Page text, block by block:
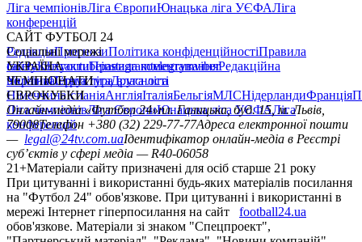
Ліга чемпіонівЛіга ЄвропиЮнацька ліга УЄФАЛіга
конференцій
САЙТ ФУТБОЛ 24
РедакціяПрогнозиПолітика конфіденційностіПравила
сайтуКонтактиПравила коментуванняРедакційна
політикаСтруктура власності
Соціальні мережі
facebookxyoutubeinstagramtelegramviber
УКРАЇНА
УкраїнаПерша лігаДруга ліга
ЧЕМПІОНАТИ
НімеччинаІспаніяАнгліяІталіяБельгіяМЛСНідерландиФранція
ЄВРОКУБКИ
Ліга чемпіонівЛіга ЄвропиЮнацька ліга УЄФАЛіга
конференцій
Онлайн-медіа «Футбол 24»пл. Галицька, буд. 15, м. Львів,
79008Телефон +380 (32) 229-77-77Адреса електронної пошти
— legal@24tv.com.uaІдентифікатор онлайн-медіа в Реєстрі
суб’єктів у сфері медіа — R40-06058
21+Матеріали сайту призначені для осіб старше 21 року
При цитуванні і використанні будь-яких матеріалів посилання
на "Футбол 24" обов'язкове. При цитуванні і використанні в
мережі Інтернет гіперпосилання на сайт
football24.ua
обов'язкове. Матеріали зі знаком "Спецпроект",